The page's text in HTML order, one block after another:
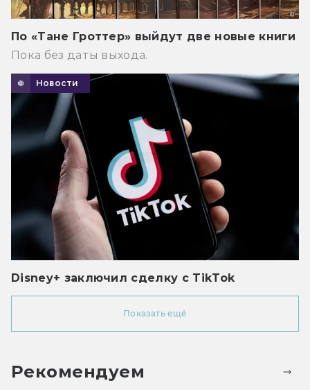
По «Тане Гроттер» выйдут две новые книги
Пока без даты выхода.
Новости
Disney+ заключил сделку с TikTok
Показать ещё
Рекомендуем